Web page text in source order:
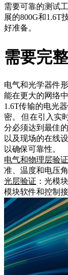
供
应
需要可靠的测试
展的800G和1.6T
好准备。
需要完
电气和光学器件
能在更大的网络
1.6T传输的电光
密。 但在引入实
分必须达到最佳
以及现场的在线
以确保可靠性。
电气和物理层验证
准、温度和电压
光层验证 ：光模
模块软件和控制